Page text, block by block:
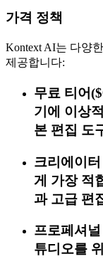
가격 정책
Kontext AI는 다양
제공합니다:
무료 티어
기에 이상
본 편집 도
크리에이
게 가장 적
과 고급 편
프로페셔
튜디오를